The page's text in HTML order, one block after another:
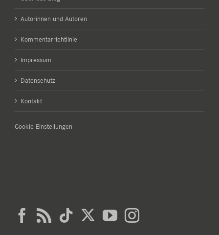
Autorinnen und Autoren
Kommentarrichtlinie
Impressum
Datenschutz
Kontakt
Cookie Einstellungen